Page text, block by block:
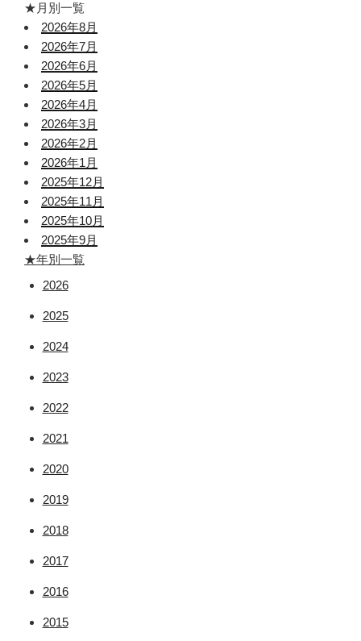
★月別一覧
2026年8月
2026年7月
2026年6月
2026年5月
2026年4月
2026年3月
2026年2月
2026年1月
2025年12月
2025年11月
2025年10月
2025年9月
★年別一覧
2026
2025
2024
2023
2022
2021
2020
2019
2018
2017
2016
2015